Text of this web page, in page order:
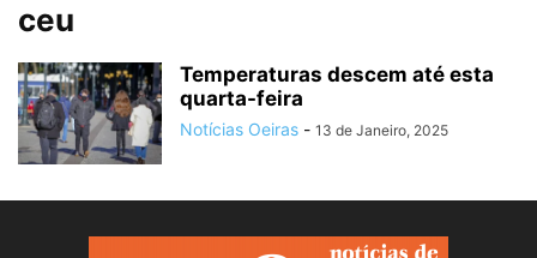
ceu
Temperaturas descem até esta
quarta-feira
Notícias Oeiras - 13 de Janeiro, 2025